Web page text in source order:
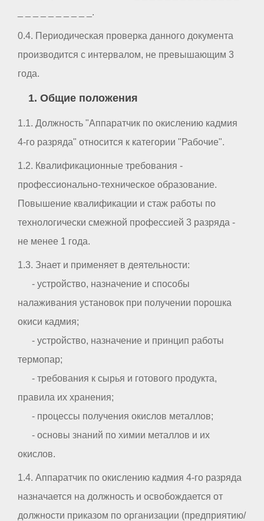
_ _ _ _ _ _ _ _ _ _.
0.4. Периодическая проверка данного документа
производится с интервалом, не превышающим 3
года.
1. Общие положения
1.1. Должность "Аппаратчик по окислению кадмия
4-го разряда" относится к категории "Рабочие".
1.2. Квалификационные требования -
профессионально-техническое образование.
Повышение квалификации и стаж работы по
технологически смежной профессией 3 разряда -
не менее 1 года.
1.3. Знает и применяет в деятельности:
- устройство, назначение и способы
налаживания установок при получении порошка
окиси кадмия;
- устройство, назначение и принцип работы
термопар;
- требования к сырья и готового продукта,
правила их хранения;
- процессы получения окислов металлов;
- основы знаний по химии металлов и их
окислов.
1.4. Аппаратчик по окислению кадмия 4-го разряда
назначается на должность и освобождается от
должности приказом по организации (предприятию/